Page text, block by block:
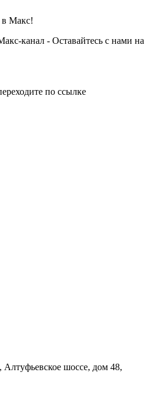
Макс!
канал - Оставайтесь с нами на
по ссылке
шоссе, дом 48,